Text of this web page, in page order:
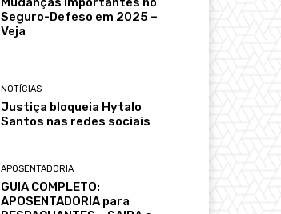
Seguro-Defeso em 2025 –
Veja
NOTÍCIAS
Justiça bloqueia Hytalo
Santos nas redes sociais
APOSENTADORIA
GUIA COMPLETO:
APOSENTADORIA para